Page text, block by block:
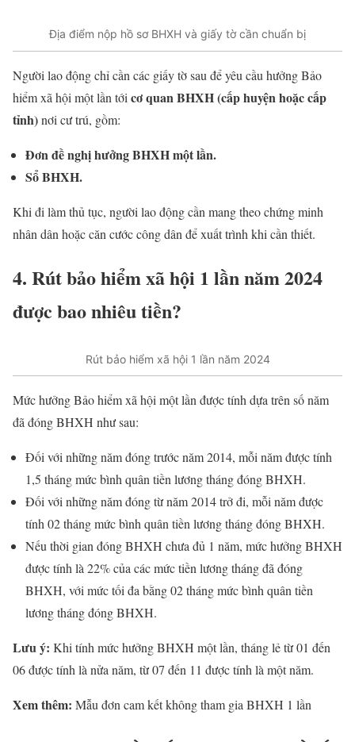
Địa điểm nộp hồ sơ BHXH và giấy tờ cần chuẩn bị
Người lao động chỉ cần các giấy tờ sau để yêu cầu hưởng Bảo
hiểm xã hội một lần tới cơ quan BHXH (cấp huyện hoặc cấp
tỉnh)nơi cư trú, gồm:
Đơn đề nghị hưởng BHXH một lần.
Sổ BHXH.
Khi đi làm thủ tục, người lao động cần mang theo chứng minh
nhân dân hoặc căn cước công dân để xuất trình khi cần thiết.
4. Rút bảo hiểm xã hội 1 lần năm 2024
được bao nhiêu tiền?
Rút bảo hiểm xã hội 1 lần năm 2024
Mức hưởng Bảo hiểm xã hội một lần được tính dựa trên số năm
đã đóng BHXH như sau:
Đối với những năm đóng trước năm 2014, mỗi năm được tính
1,5 tháng mức bình quân tiền lương tháng đóng BHXH.
Đối với những năm đóng từ năm 2014 trở đi, mỗi năm được
tính 02 tháng mức bình quân tiền lương tháng đóng BHXH.
Nếu thời gian đóng BHXH chưa đủ 1 năm, mức hưởng BHXH
được tính là 22% của các mức tiền lương tháng đã đóng
BHXH, với mức tối đa bằng 02 tháng mức bình quân tiền
lương tháng đóng BHXH.
Lưu ý: Khi tính mức hưởng BHXH một lần, tháng lẻ từ 01 đến
06 được tính là nửa năm, từ 07 đến 11 được tính là một năm.
Xem thêm: Mẫu đơn cam kết không tham gia BHXH 1 lần